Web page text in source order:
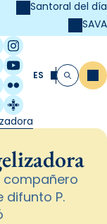
Santoral del día
SAVA
Instagram
Twitter
YouTube
Flickr
Estel
Catalunya
ES Buscar
compañero
difunto P.